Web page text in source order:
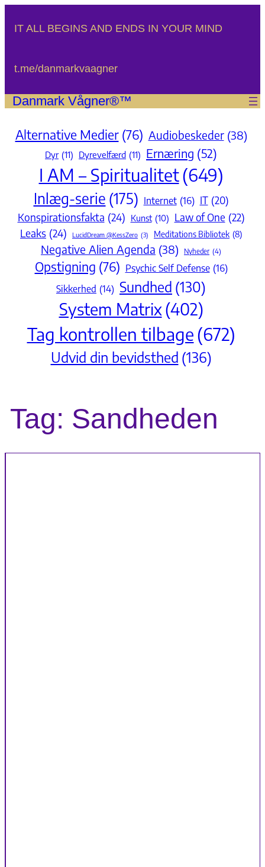
IT ALL BEGINS AND ENDS IN YOUR MIND
t.me/danmarkvaagner
Danmark Vågner®™
Alternative Medier (76) Audiobeskeder (38)
Dyr (11) Dyrevelfærd (11) Ernæring (52)
I AM – Spiritualitet(649)
Inlæg-serie (175) Internet (16) IT (20)
Konspirationsfakta (24) Kunst (10) Law of One (22)
Leaks (24) LucidDream @KessZero (3) Meditations Bibliotek (8)
Negative Alien Agenda (38) Nyheder (4)
Opstigning (76) Psychic Self Defense (16)
Sikkerhed (14) Sundhed (130)
System Matrix(402)
Tag kontrollen tilbage(672)
Udvid din bevidsthed (136)
Tag: Sandheden